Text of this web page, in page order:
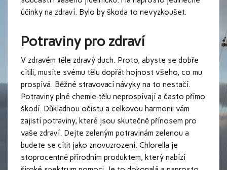
účinky na zdraví. Bylo by škoda to nevyzkoušet.
Potraviny pro zdraví
V zdravém těle zdravý duch. Proto, abyste se dobře
cítili, musíte svému tělu dopřát hojnost všeho, co mu
prospívá. Běžné stravovací návyky na to nestačí.
Potraviny plné chemie tělu neprospívají a často přímo
škodí. Důkladnou očistu a celkovou harmonii vám
zajistí potraviny, které jsou skutečně přínosem pro
vaše zdraví. Dejte zeleným potravinám zelenou a
budete se cítit jako znovuzrození. Chlorella je
stoprocentně přírodním produktem, který nabízí